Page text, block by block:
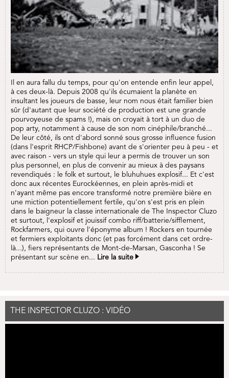
Il en aura fallu du temps, pour qu'on entende enfin leur appel,
à ces deux-là. Depuis 2008 qu'ils écumaient la planète en
insultant les joueurs de basse, leur nom nous était familier bien
sûr (d'autant que leur société de production est une grande
pourvoyeuse de spams !), mais on croyait à tort à un duo de
pop arty, notamment à cause de son nom cinéphile/branché...
De leur côté, ils ont d'abord sonné sous grosse influence fusion
(dans l'esprit RHCP/Fishbone) avant de s'orienter peu à peu - et
avec raison - vers un style qui leur a permis de trouver un son
plus personnel, en plus de convenir au mieux à des paysans
revendiqués : le folk et surtout, le bluhuhues explosif... Et c'est
donc aux récentes Eurockéennes, en plein après-midi et
n'ayant même pas encore transformé notre première bière en
une miction potentiellement fertile, qu'on s'est pris en plein
dans le baigneur la classe internationale de The Inspector Cluzo
et surtout, l'explosif et jouissif combo riff/batterie/sifflement,
Rockfarmers, qui ouvre l'éponyme album ! Rockers en tournée
et fermiers exploitants donc (et pas forcément dans cet ordre-
là...), fiers représentants de Mont-de-Marsan, Gasconha ! Se
présentant sur scène en... Lire la suite
THE INSPECTOR CLUZO : VIDÉO